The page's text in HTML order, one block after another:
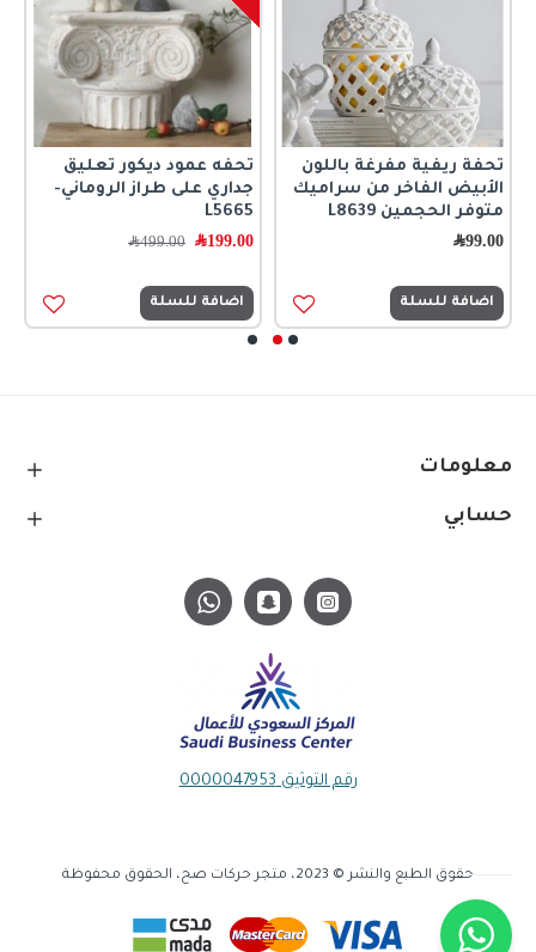
تحفة ريفية مفرغة باللون
الأبيض الفاخر من سراميك
متوفر الحجمين L8639
99.00﷼
اضافة للسلة
تحفه عمود ديكور تعليق
جداري على طراز الروماني-
L5665
199.00﷼ 499.00﷼
اضافة للسلة
معلومات
حسابي
رقم التوثيق 0000047953
حقوق الطبع والنشر © 2023، متجر حركات صح، الحقوق محفوظة